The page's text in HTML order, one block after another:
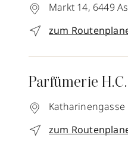
Markt 14, 6449
zum
Parfümerie
Katharinengasse
zum